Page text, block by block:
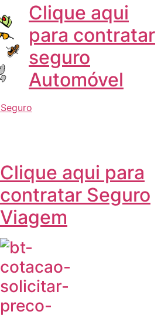
Clique aqui
para contratar
seguro
Automóvel
Clique aqui para
contratar Seguro
Viagem